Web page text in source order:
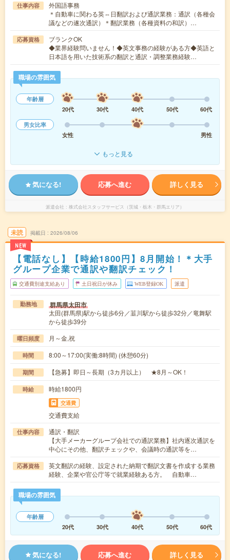
仕事内容
外国語事務
＊自動車に関わる英⇔日翻訳および通訳業務：通訳（各種会
議などの遂次通訳）＊翻訳業務（各種資料の和訳）…
応募資格
ブランクOK
◆業界経験問いません！◆英文事務の経験がある方◆英語と
日本語を用いた技術系の翻訳と通訳・調整業務経験…
職場の雰囲気
年齢層
20代
30代 40代 50代
60代
男女比率
女性
男性
もっと見る
気になる! 応募へ進む 詳しく見る
派遣会社 株式会社スタッフサービス（茨城・栃木・群馬エリア）
未読
NEW
掲載日 2026/08/06
【電話なし】【時給1800円】8月開始！＊大手
グループ企業で通訳や翻訳チェック！
交通費別途支給あり 土日祝日が休み WEB登録OK 派遣
勤務地 群馬県太田市
太田(群馬県)駅から徒歩6分／韮川駅から徒歩32分／竜舞駅
から徒歩39分
曜日頻度 月～金,祝
時間 8:00～17:00(実働:8時間) (休憩60分)
期間 【急募】即日～長期（3カ月以上） ★8月～OK！
時給 時給1800円
交通費
交通費支給
仕事内容
通訳・翻訳
【大手メーカーグループ会社での通訳業務】社内逐次通訳を
中心にその他、翻訳チェックや、会議時の通訳等を…
応募資格
英文翻訳の経験、設定された納期で翻訳文書を作成する業務
経験、企業や官公庁等で就業経験ある方。 自動車…
職場の雰囲気
年齢層
20代
30代 40代 50代 60代
気になる! 応募へ進む 詳しく見る